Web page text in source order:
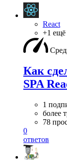
React
+1 ещё
Как
SPA
1
более
78
0
ответов